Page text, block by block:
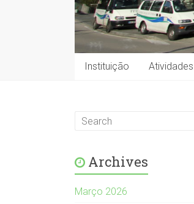
Instituição Atividades
Archives
Março 2026